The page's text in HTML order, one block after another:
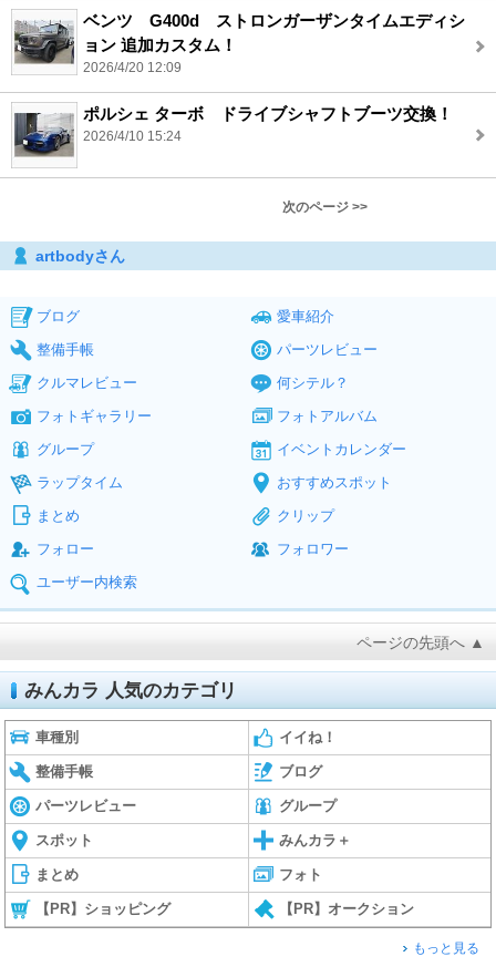
ベンツ G400d ストロンガーザンタイムエディシ
ョン 追加カスタム！
2026/4/20 12:09
ポルシェ ターボ ドライブシャフトブーツ交換！
2026/4/10 15:24
次のページ >>
artbodyさん
ブログ
愛車紹介
整備手帳
パーツレビュー
クルマレビュー
何シテル？
フォトギャラリー
フォトアルバム
グループ
イベントカレンダー
ラップタイム
おすすめスポット
まとめ
クリップ
フォロー
フォロワー
ユーザー内検索
ページの先頭へ ▲
みんカラ 人気のカテゴリ
車種別 イイね！
整備手帳 ブログ
パーツレビュー グループ
スポット みんカラ＋
まとめ フォト
【PR】ショッピング 【PR】オークション
もっと見る